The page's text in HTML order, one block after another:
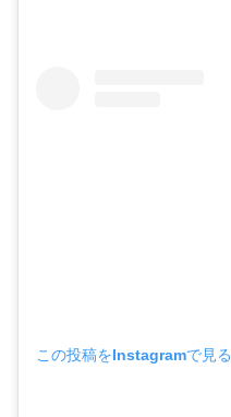
この投稿をInstagramで見る